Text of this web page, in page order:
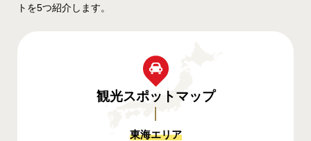
トを5つ紹介します。
観光スポットマップ
東海エリア